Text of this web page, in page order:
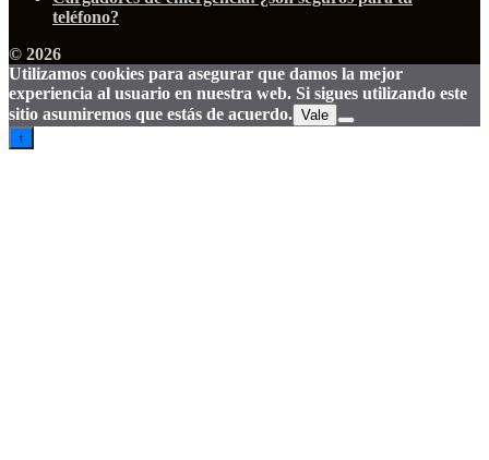
teléfono?
© 2026
Utilizamos cookies para asegurar que damos la mejor
experiencia al usuario en nuestra web. Si sigues utilizando este
sitio asumiremos que estás de acuerdo. Vale
↑